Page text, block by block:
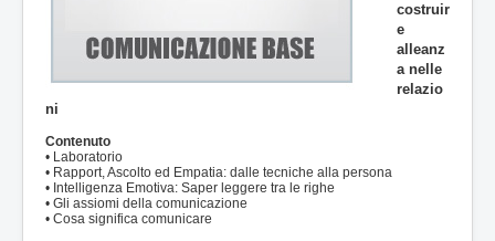
costruir
e
alleanz
a nelle
relazio
ni
Contenuto
• Laboratorio
• Rapport, Ascolto ed Empatia: dalle tecniche alla persona
• Intelligenza Emotiva: Saper leggere tra le righe
• Gli assiomi della comunicazione
• Cosa significa comunicare